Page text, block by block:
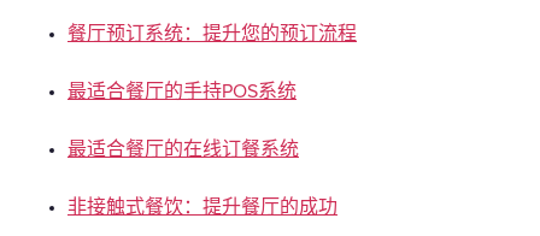
餐厅预订系统：提升您的预订流程
最适合餐厅的手持POS系统
最适合餐厅的在线订餐系统
非接触式餐饮：提升餐厅的成功